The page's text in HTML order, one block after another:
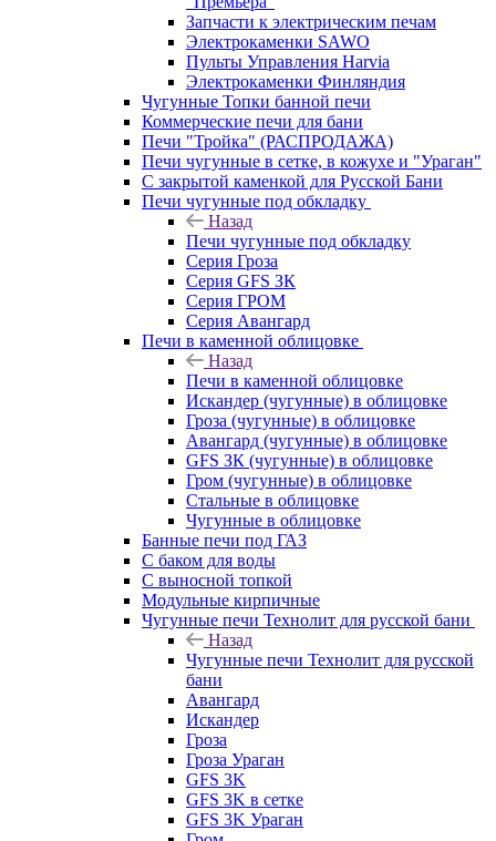
Запчасти к электрическим печам
Электрокаменки SAWO
Пульты Управления Harvia
Электрокаменки Финляндия
Чугунные Топки банной печи
Коммерческие печи для бани
Печи "Тройка" (РАСПРОДАЖА)
Печи чугунные в сетке, в кожухе и "Ураган"
С закрытой каменкой для Русской Бани
Печи чугунные под обкладку
Назад
Печи чугунные под обкладку
Серия Гроза
Серия GFS ЗК
Серия ГРОМ
Серия Авангард
Печи в каменной облицовке
Назад
Печи в каменной облицовке
Искандер (чугунные) в облицовке
Гроза (чугунные) в облицовке
Авангард (чугунные) в облицовке
GFS ЗК (чугунные) в облицовке
Гром (чугунные) в облицовке
Стальные в облицовке
Чугунные в облицовке
Банные печи под ГАЗ
С баком для воды
С выносной топкой
Модульные кирпичные
Чугунные печи Технолит для русской бани
Назад
Чугунные печи Технолит для русской
бани
Авангард
Искандер
Гроза
Гроза Ураган
GFS 3K
GFS 3K в сетке
GFS 3K Ураган